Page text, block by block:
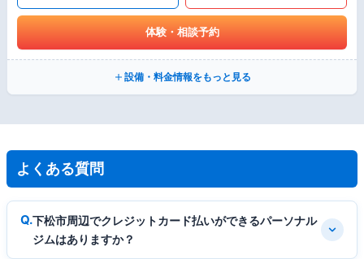
体験・相談予約
設備・料金情報をもっと見る
よくある質問
下松市周辺でクレジットカード払いができるパーソナル
ジムはありますか？